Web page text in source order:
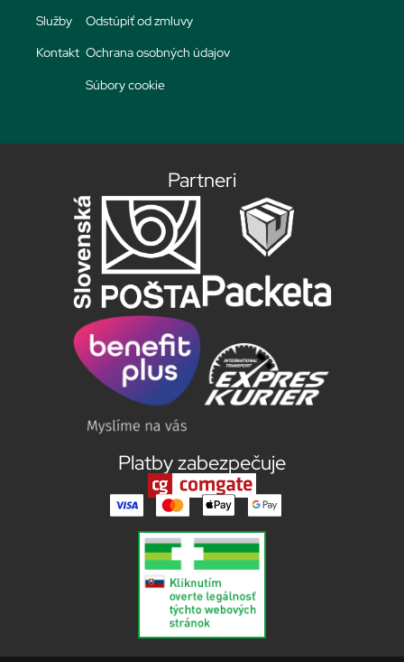
Služby
Kontakt
Odstúpiť od zmluvy
Ochrana osobných údajov
Súbory cookie
Partneri
Platby zabezpečuje